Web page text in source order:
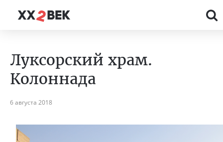
Луксорский храм.
Колоннада
6 августа 2018